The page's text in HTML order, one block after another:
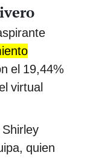
el 19,44%
virtual
quien